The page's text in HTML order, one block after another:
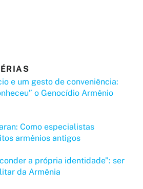
e um gesto de conveniência:
o Genocídio Armênio
Como especialistas
armênios antigos
a própria identidade”: ser
da Armênia